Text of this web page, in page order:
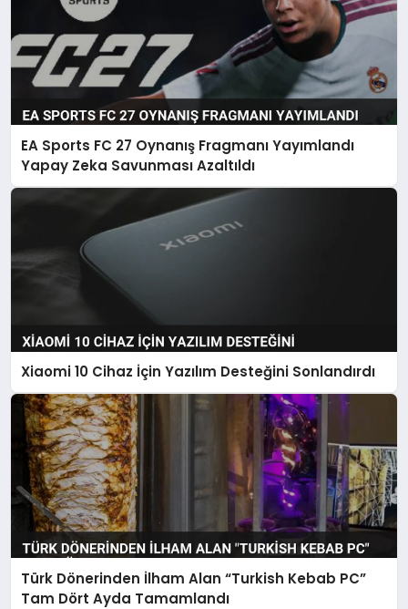
EA Sports FC 27 Oynanış Fragmanı Yayımlandı
Yapay Zeka Savunması Azaltıldı
Xiaomi 10 Cihaz İçin Yazılım Desteğini Sonlandırdı
Türk Dönerinden İlham Alan “Turkish Kebab PC”
Tam Dört Ayda Tamamlandı